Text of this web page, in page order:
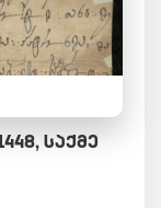
ᲡᲐᲥᲛᲔ